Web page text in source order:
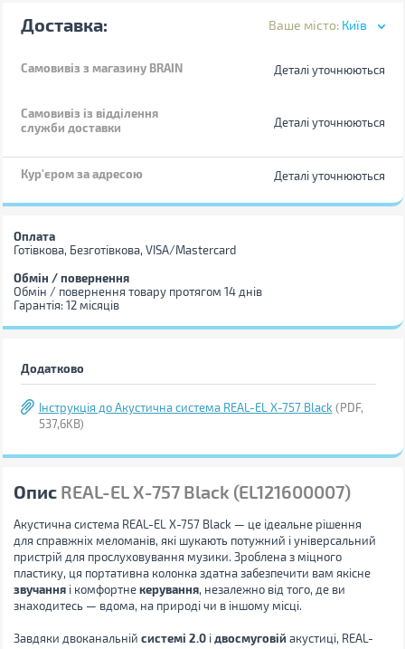
Доставка: Ваше місто: Київ
Самовивіз з магазину BRAIN Деталі уточнюються
Самовивіз із відділення
служби доставки
Деталі уточнюються
Кур'єром за адресою Деталі уточнюються
Оплата
Готівкова, Безготівкова, VISA/Mastercard
Обмін / повернення
Обмін / повернення товару протягом 14 днів
Гарантія: 12 місяців
Додатково
Інструкція до Акустична система REAL-EL X-757 Black (PDF,
537,6KB)
Опис REAL-EL X-757 Black (EL121600007)
Акустична система REAL-EL X-757 Black — це ідеальне рішення
для справжніх меломанів, які шукають потужний і універсальний
пристрій для прослуховування музики. Зроблена з міцного
пластику, ця портативна колонка здатна забезпечити вам якісне
звучанняі комфортне керування, незалежно від того, де ви
знаходитесь — вдома, на природі чи в іншому місці.
Завдяки двоканальній системі 2.0і двосмуговій акустиці, REAL-